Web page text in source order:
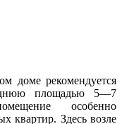
доме рекомендуется
площадью 5—7
особенно
квартир. Здесь возле